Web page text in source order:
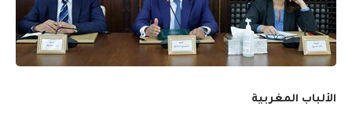
الألباب المغربية